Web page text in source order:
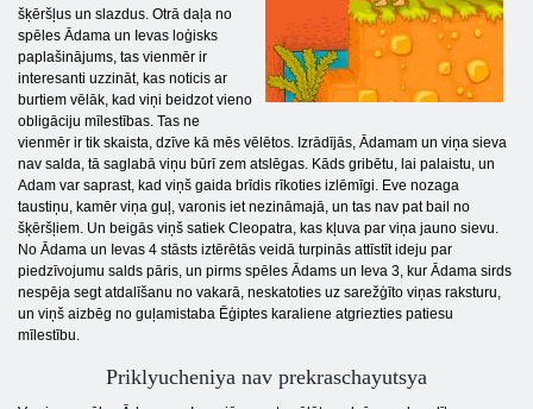
šķēršļus un slazdus. Otrā daļa no
spēles Ādama un Ievas loģisks
paplašinājums, tas vienmēr ir
interesanti uzzināt, kas noticis ar
burtiem vēlāk, kad viņi beidzot vieno
obligāciju mīlestības. Tas ne
vienmēr ir tik skaista, dzīve kā mēs vēlētos. Izrādījās, Ādamam un viņa sieva
nav salda, tā saglabā viņu būrī zem atslēgas. Kāds gribētu, lai palaistu, un
Adam var saprast, kad viņš gaida brīdis rīkoties izlēmīgi. Eve nozaga
taustiņu, kamēr viņa guļ, varonis iet nezināmajā, un tas nav pat bail no
šķēršļiem. Un beigās viņš satiek Cleopatra, kas kļuva par viņa jauno sievu.
No Ādama un Ievas 4 stāsts iztērētās veidā turpinās attīstīt ideju par
piedzīvojumu salds pāris, un pirms spēles Ādams un Ieva 3, kur Ādama sirds
nespēja segt atdalīšanu no vakarā, neskatoties uz sarežģīto viņas raksturu,
un viņš aizbēg no guļamistaba Ēģiptes karaliene atgriezties patiesu
mīlestību.
Priklyucheniya nav prekraschayutsya